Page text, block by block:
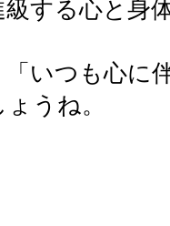
する心と身
いつも心に
ょうね。